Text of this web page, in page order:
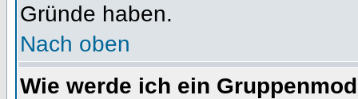
Gründe haben.
Nach oben
Wie werde ich ein